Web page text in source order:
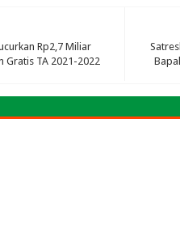
Rp2,7 Miliar
Gratis TA 2021-2022